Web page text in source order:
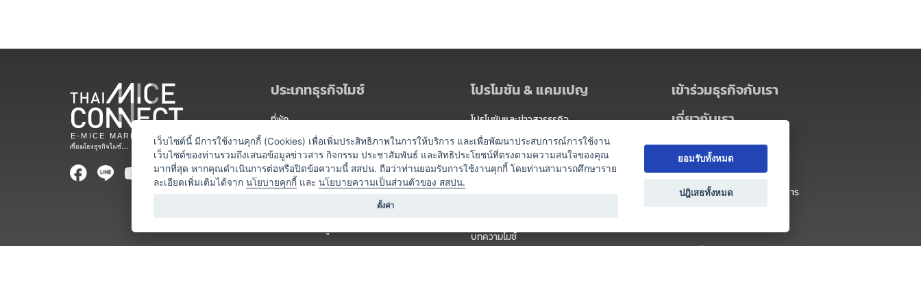
ประเภทธุรกิจไมซ์
ที่พัก
สถานที่จัดงาน
ท่องเที่ยว / นำเที่ยว
ออแกไนเซอร์
บริการสำหรับผู้จัดงาน
โปรโมชัน & แคมเปญ
โปรโมชันและข่าวสารธุรกิจ
แพ็กเกจ
แคมเปญ
บทความไมซ์
เข้าร่วมธุรกิจกับเรา
เกี่ยวกับเรา
เกี่ยวกับ Thai MICE Connect
นโยบายความเป็นส่วนตัว
ข้อตกลง และเงื่อนไขการใช้บริการ
เว็บไซต์นี้ มีการใช้งานคุกกี้ (Cookies) เพื่อเพิ่มประสิทธิภาพในการให้บริการ และเพื่อพัฒนาประสบการณ์การใช้งาน
เว็บไซต์ของท่านรวมถึงเสนอข้อมูลข่าวสาร กิจกรรม ประชาสัมพันธ์ และสิทธิประโยชน์ที่ตรงตามความสนใจของคุณ
มากที่สุด หากคุณดำเนินการต่อหรือปิดข้อความนี้ สสปน. ถือว่าท่านยอมรับการใช้งานคุกกี้ โดยท่านสามารถศึกษาราย
ละเอียดเพิ่มเติมได้จาก นโยบายคุกกี้ และ นโยบายความเป็นส่วนตัวของ สสปน.
ตั้งค่า
ยอมรับทั้งหมด
ปฎิเสธทั้งหมด